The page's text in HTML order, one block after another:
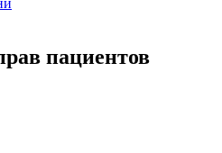
пациентов